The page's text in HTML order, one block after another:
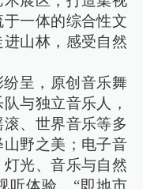
一体的综合性文
山林，感受自然
呈，原创音乐舞
与独立音乐人，
、世界音乐等多
野之美；电子音
光、音乐与自然
听体验。“即地市